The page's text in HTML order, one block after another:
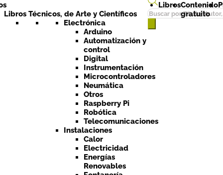
Búsqueda
de
Libros Técnicos, de Arte y Científicos
Electrónica
Arduino
Automatización y
control
Digital
Instrumentación
Microcontroladores
Neumática
Otros
Raspberry Pi
Robótica
Telecomunicaciones
Instalaciones
Calor
Electricidad
Energías
Renovables
LibrosContenido
gratuito